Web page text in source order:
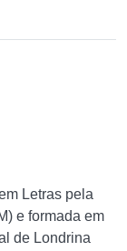
Letras pela
e formada em
de Londrina